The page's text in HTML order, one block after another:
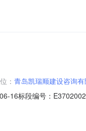
联系人：李欣联系电话
： 青岛凯瑞顺建设咨询有
16标段编号：
工程地址：